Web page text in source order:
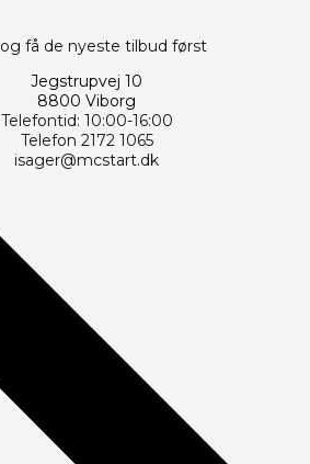
Jegstrupvej 10
8800 Viborg
Telefontid: 10:00-16:00
Telefon 2172 1065
isager@mcstart.dk